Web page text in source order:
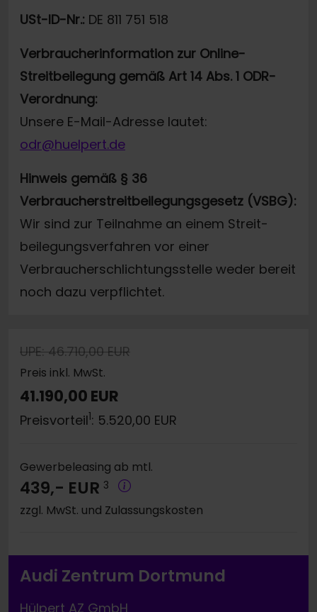
USt-ID-Nr.: DE 811 751 518
Verbraucherinformation zur Online-
Streitbeilegung gemäß Art 14 Abs. 1 ODR-
Verordnung:
Unsere E-Mail-Adresse lautet:
odr@huelpert.de
Hinweis gemäß § 36
Verbraucherstreitbeilegungsgesetz (VSBG):
Wir sind zur Teilnahme an einem Streit-
beilegungsverfahren vor einer
Verbraucherschlichtungsstelle weder bereit
noch dazu verpflichtet.
UPE: 46.710,00 EUR
Preis inkl. MwSt.
41.190,00 EUR
Preisvorteil1: 5.520,00 EUR
Gewerbeleasing ab mtl.
439,- EUR 3
zzgl. MwSt. und Zulassungskosten
Audi Zentrum Dortmund
Hülpert AZ GmbH